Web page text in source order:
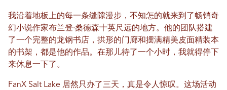
我沿着地板上的每一条缝隙漫步，不知怎的就来到了畅销奇
幻小说作家布兰登·桑德森十英尺远的地方。他的团队搭建
了一个完整的龙钢书店，拱形的门廊和摆满精美皮面精装本
的书架，都是他的作品。在那儿待了一个小时，我就得停下
来休息一下了。
FanX Salt Lake 居然只办了三天，真是令人惊叹。这场活动